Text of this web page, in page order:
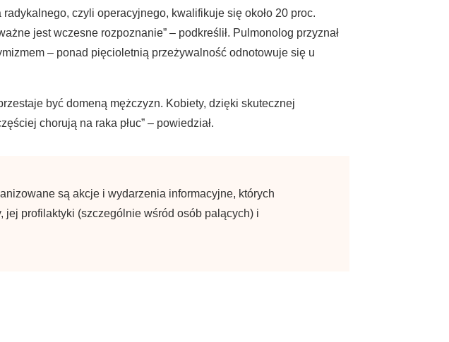
czyli operacyjnego, kwalifikuje się około 20 proc.
jest wczesne rozpoznanie” – podkreślił. Pulmonolog przyznał
– ponad pięcioletnią przeżywalność odnotowuje się u
być domeną mężczyzn. Kobiety, dzięki skutecznej
chorują na raka płuc” – powiedział.
są akcje i wydarzenia informacyjne, których
jej profilaktyki (szczególnie wśród osób palących) i